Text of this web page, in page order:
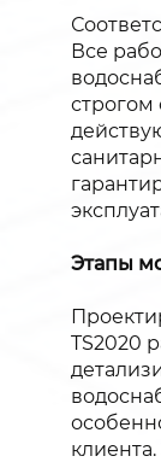
Все
строгом
Этапы
TS2020